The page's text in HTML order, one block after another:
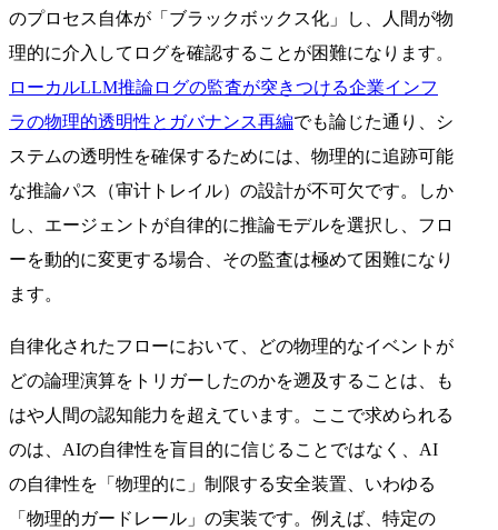
のプロセス自体が「ブラックボックス化」し、人間が物
理的に介入してログを確認することが困難になります。
ローカルLLM推論ログの監査が突きつける企業インフ
ラの物理的透明性とガバナンス再編でも論じた通り、シ
ステムの透明性を確保するためには、物理的に追跡可能
な推論パス（审计トレイル）の設計が不可欠です。しか
し、エージェントが自律的に推論モデルを選択し、フロ
ーを動的に変更する場合、その監査は極めて困難になり
ます。
自律化されたフローにおいて、どの物理的なイベントが
どの論理演算をトリガーしたのかを遡及することは、も
はや人間の認知能力を超えています。ここで求められる
のは、AIの自律性を盲目的に信じることではなく、AI
の自律性を「物理的に」制限する安全装置、いわゆる
「物理的ガードレール」の実装です。例えば、特定の